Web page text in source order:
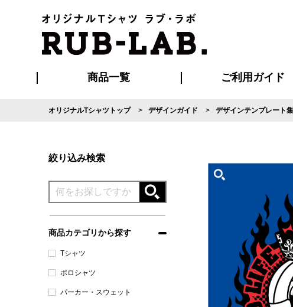
商品一覧 ご利用ガイド
ご利用ガイド
はじめての方へ
再注文の方へ
お支払い方法について
割引まとめページ
発送・特急サービスにつ
版の保管期限について
マイページ会員のメリッ
よくあるご質問
オリジナルTシャツトップ デザインガイド デザインテンプレート集
絞り込み検索
商品カテゴリから探す
Tシャツ
ポロシャツ
パーカー・スウェット